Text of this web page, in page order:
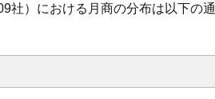
社）における月商の分布は以下の通